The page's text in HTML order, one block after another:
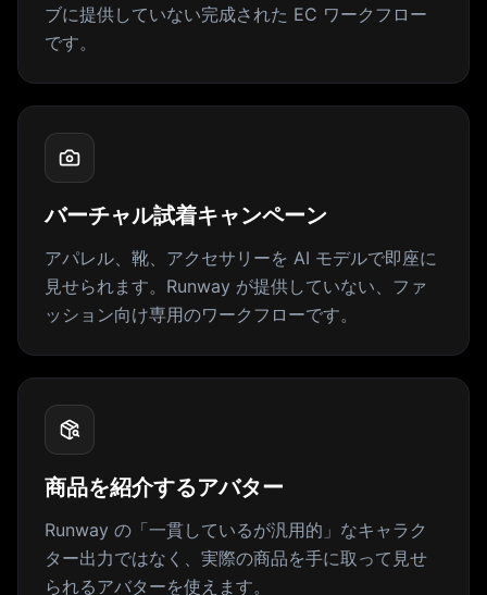
ブに提供していない完成された EC ワークフロー
です。
バーチャル試着キャンペーン
アパレル、靴、アクセサリーを AI モデルで即座に
見せられます。Runway が提供していない、ファ
ッション向け専用のワークフローです。
商品を紹介するアバター
Runway の「一貫しているが汎用的」なキャラク
ター出力ではなく、実際の商品を手に取って見せ
られるアバターを使えます。